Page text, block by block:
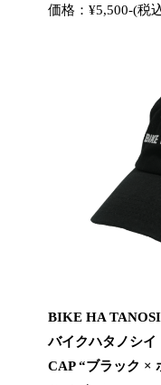
価格：¥5,500-(税
BIKE HA
バイクハタノシイ
CAP “ブラック ×